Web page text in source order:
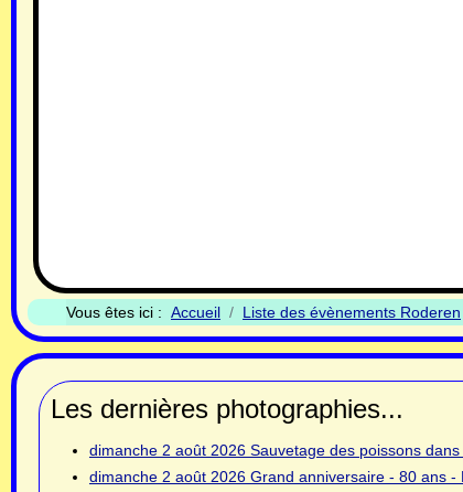
Vous êtes ici : Accueil Liste des évènements Roderen
Les dernières photographies...
dimanche 2 août 2026 Sauvetage des poissons
dimanche 2 août 2026 Grand anniversaire - 80 ans -